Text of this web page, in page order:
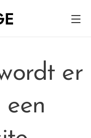
er